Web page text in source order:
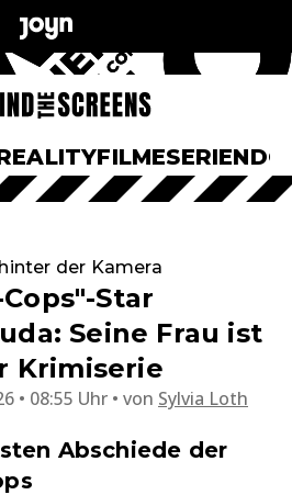
FILMESERIEN
der Kamera
Star
Seine Frau ist
Krimiserie
• 08:55 Uhr von Sylvia Loth
Abschiede der